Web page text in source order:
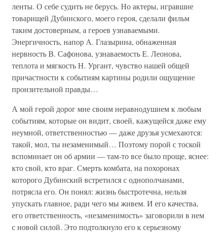
ленты. О себе судить не берусь. Но актеры, игравшие
товарищей Дубинского, моего героя, сделали фильм
таким достоверным, а героев узнаваемыми.
Энергичность, напор А. Глазырина, обнаженная
нервность В. Сафонова, узнаваемость Е. Леонова,
теплота и мягкость Н. Ургант, чувство нашей общей
причастности к событиям картины родили ощущение
пронзительной правды…
А мой герой дорог мне своим неравнодушием к любым
событиям, которые он видит, своей, кажущейся даже ему
неумной, ответственностью — даже друзья усмехаются:
такой, мол, ты незаменимый… Поэтому порой с тоской
вспоминает он об армии — там-то все было проще, яснее:
кто свой, кто враг. Смерть комбата, на похоронах
которого Дубинский встретился с однополчанами,
потрясла его. Он понял: жизнь быстротечна, нельзя
упускать главное, ради чего мы живем. И его качества,
его ответственность, «незаменимость» заговорили в нем
с новой силой. Это подтолкнуло его к серьезному